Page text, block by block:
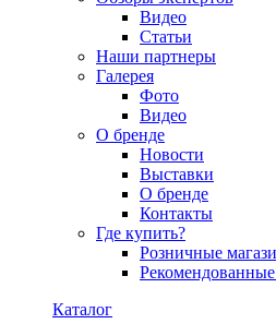
Видео
Статьи
Наши партнеры
Галерея
Фото
Видео
О бренде
Новости
Выставки
О бренде
Контакты
Где купить?
Розничные
Каталог